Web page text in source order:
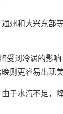
州和大兴东部
受到冷涡的影
则更容易出现美
于水汽不足，